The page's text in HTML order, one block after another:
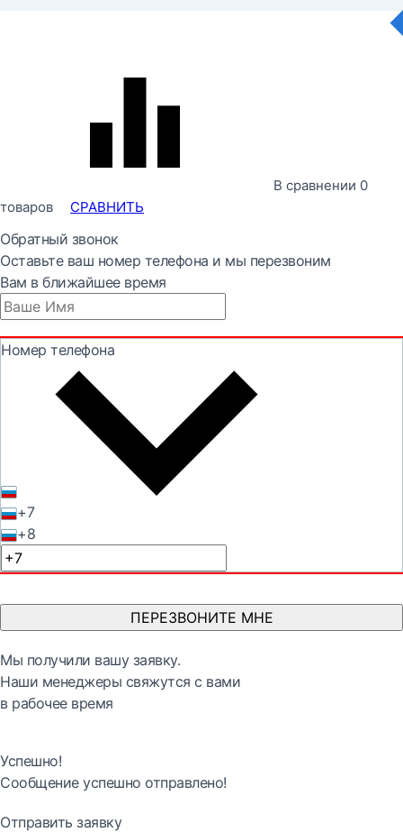
В сравнении 0
товаров
СРАВНИТЬ
Обратный звонок
Оставьте ваш номер телефона и мы перезвоним
Вам в ближайшее время
Номер телефона
+7
+8
ПЕРЕЗВОНИТЕ МНЕ
Мы получили вашу заявку.
Наши менеджеры свяжутся с вами
в рабочее время
Успешно!
Сообщение успешно отправлено!
Отправить заявку